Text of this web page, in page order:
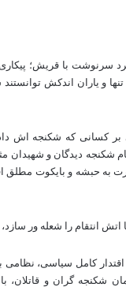
سرنوشت با قریش؛
و یاران اندکش توانستند
کسانی که شکنجه اش
شکنجه دیدگان و
به حبشه و بایکوت
انتقام را شعله ور
کامل سیاسی، نظامی
شکنجه گران و قاتلان،